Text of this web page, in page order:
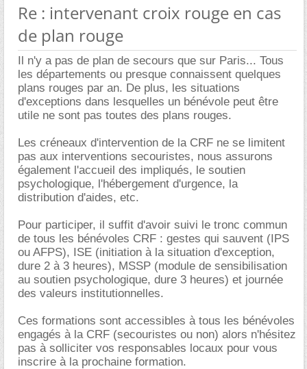
Re : intervenant croix rouge en cas
de plan rouge
Il n'y a pas de plan de secours que sur Paris... Tous
les départements ou presque connaissent quelques
plans rouges par an. De plus, les situations
d'exceptions dans lesquelles un bénévole peut être
utile ne sont pas toutes des plans rouges.
Les créneaux d'intervention de la CRF ne se limitent
pas aux interventions secouristes, nous assurons
également l'accueil des impliqués, le soutien
psychologique, l'hébergement d'urgence, la
distribution d'aides, etc.
Pour participer, il suffit d'avoir suivi le tronc commun
de tous les bénévoles CRF : gestes qui sauvent (IPS
ou AFPS), ISE (initiation à la situation d'exception,
dure 2 à 3 heures), MSSP (module de sensibilisation
au soutien psychologique, dure 3 heures) et journée
des valeurs institutionnelles.
Ces formations sont accessibles à tous les bénévoles
engagés à la CRF (secouristes ou non) alors n'hésitez
pas à solliciter vos responsables locaux pour vous
inscrire à la prochaine formation.